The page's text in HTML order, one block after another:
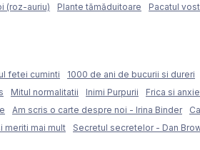
(roz-auriu) Plante tămăduitoare
Pacatul
fetei cuminti
1000 de ani de bucurii si dureri
Mitul normalitatii Inimi Purpurii
Frica si
Am scris o carte despre noi - Irina Binder
meriti mai mult Secretul secretelor - Dan